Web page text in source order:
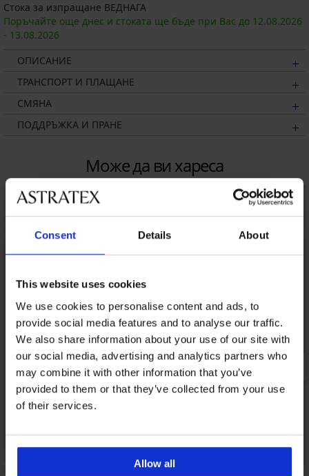
Consent Details About
This website uses cookies
We use cookies to personalise content and ads, to
provide social media features and to analyse our traffic.
We also share information about your use of our site with
our social media, advertising and analytics partners who
may combine it with other information that you’ve
provided to them or that they’ve collected from your use
of their services.
Allow all
Стока за изпращане ВЕДНАГА
Поръчайте още днес и стоката ще бъде при Вас до 12.08.2026
- 13.08.2026
ОПИСАНИЕ
ТРАНСПОРТ И ПЛАЩАНЕ
СМЯНА
ПОДДРЪЖКА И ПРАНЕ
Може да ви хареса